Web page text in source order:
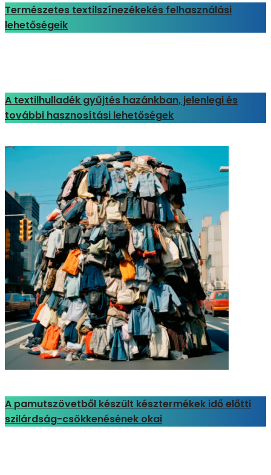
Természetes textilszínezékekés felhasználási
lehetőségeik
A textilhulladék gyűjtés hazánkban, jelenlegi és
további hasznosítási lehetőségek
A pamutszövetből készült késztermékek idő előtti
szilárdság-csökkenésének okai